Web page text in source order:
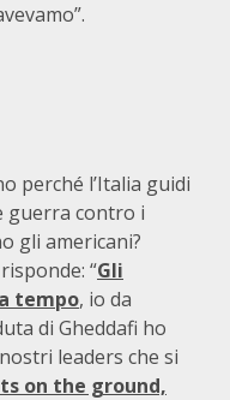
perché l’Italia guidi
guerra contro i
gli americani?
“Gli
tempo, io da
di Gheddafi ho
leaders che si
on the ground,